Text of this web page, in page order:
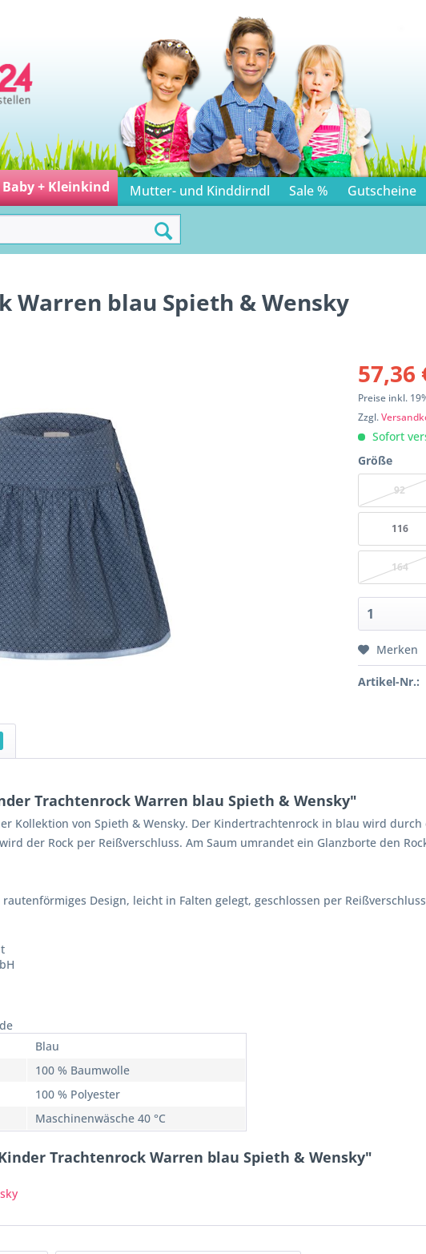
Baby + Kleinkind Mutter- und Kinddirndl Sale % Gutscheine
Warren blau Spieth & Wensky
57,36
Preise inkl.
Zzgl.
Sofort
Größe
92
116
164
Merken
Artikel-Nr.:
Trachtenrock Warren blau Spieth & Wensky"
Kollektion von Spieth & Wensky. Der Kindertrachtenrock in blau wird
der Rock per Reißverschluss. Am Saum umrandet ein Glanzborte den
Design, leicht in Falten gelegt, geschlossen per
Blau
100 % Baumwolle
100 % Polyester
Maschinenwäsche 40 °C
Trachtenrock Warren blau Spieth & Wensky"